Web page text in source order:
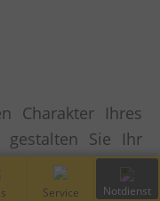
Charakter Ihres
gestalten Sie Ihr
Das
Fläche
Service